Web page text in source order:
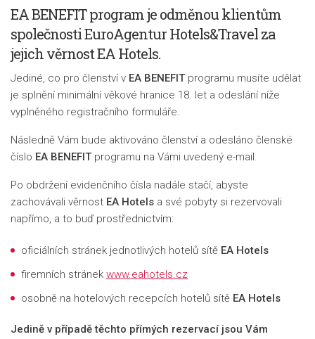
EA BENEFIT program je odměnou klientům
společnosti EuroAgentur Hotels&Travel za
jejich věrnost EA Hotels.
Jediné, co pro členství v EA BENEFIT programu musíte udělat
je splnění minimální věkové hranice 18. let a odeslání níže
vyplněného registračního formuláře.
Následně Vám bude aktivováno členství a odesláno členské
číslo EA BENEFIT programu na Vámi uvedený e-mail.
Po obdržení evidenčního čísla nadále stačí, abyste
zachovávali věrnost EA Hotels a své pobyty si rezervovali
napřímo, a to buď prostřednictvím:
oficiálních stránek jednotlivých hotelů sítě EA Hotels
firemních stránek www.eahotels.cz
osobně na hotelových recepcích hotelů sítě EA Hotels
Jedině v případě těchto přímých rezervací jsou Vám